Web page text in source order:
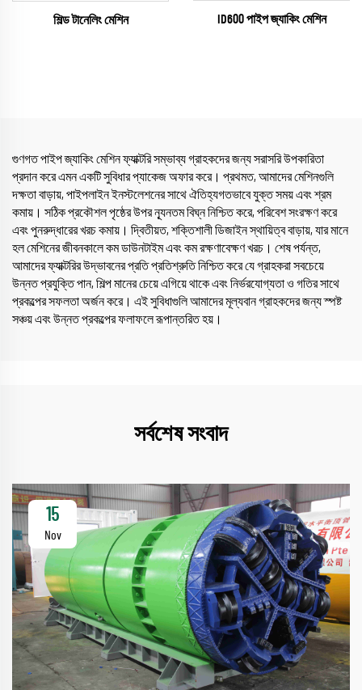
শিল্ড টানেলিং মেশিন ID600 পাইপ জ্যাকিং মেশিন
গুণগত পাইপ জ্যাকিং মেশিন ফ্যাক্টরি সম্ভাব্য গ্রাহকদের জন্য সরাসরি উপকারিতা
প্রদান করে এমন একটি সুবিধার প্যাকেজ অফার করে। প্রথমত, আমাদের মেশিনগুলি
দক্ষতা বাড়ায়, পাইপলাইন ইনস্টলেশনের সাথে ঐতিহ্যগতভাবে যুক্ত সময় এবং শ্রম
কমায়। সঠিক প্রকৌশল পৃষ্ঠের উপর ন্যূনতম বিঘ্ন নিশ্চিত করে, পরিবেশ সংরক্ষণ করে
এবং পুনরুদ্ধারের খরচ কমায়। দ্বিতীয়ত, শক্তিশালী ডিজাইন স্থায়িত্ব বাড়ায়, যার মানে
হল মেশিনের জীবনকালে কম ডাউনটাইম এবং কম রক্ষণাবেক্ষণ খরচ। শেষ পর্যন্ত,
আমাদের ফ্যাক্টরির উদ্ভাবনের প্রতি প্রতিশ্রুতি নিশ্চিত করে যে গ্রাহকরা সবচেয়ে
উন্নত প্রযুক্তি পান, শিল্প মানের চেয়ে এগিয়ে থাকে এবং নির্ভরযোগ্যতা ও গতির সাথে
প্রকল্পের সফলতা অর্জন করে। এই সুবিধাগুলি আমাদের মূল্যবান গ্রাহকদের জন্য স্পষ্ট
সঞ্চয় এবং উন্নত প্রকল্পের ফলাফলে রূপান্তরিত হয়।
সর্বশেষ সংবাদ
15
Nov